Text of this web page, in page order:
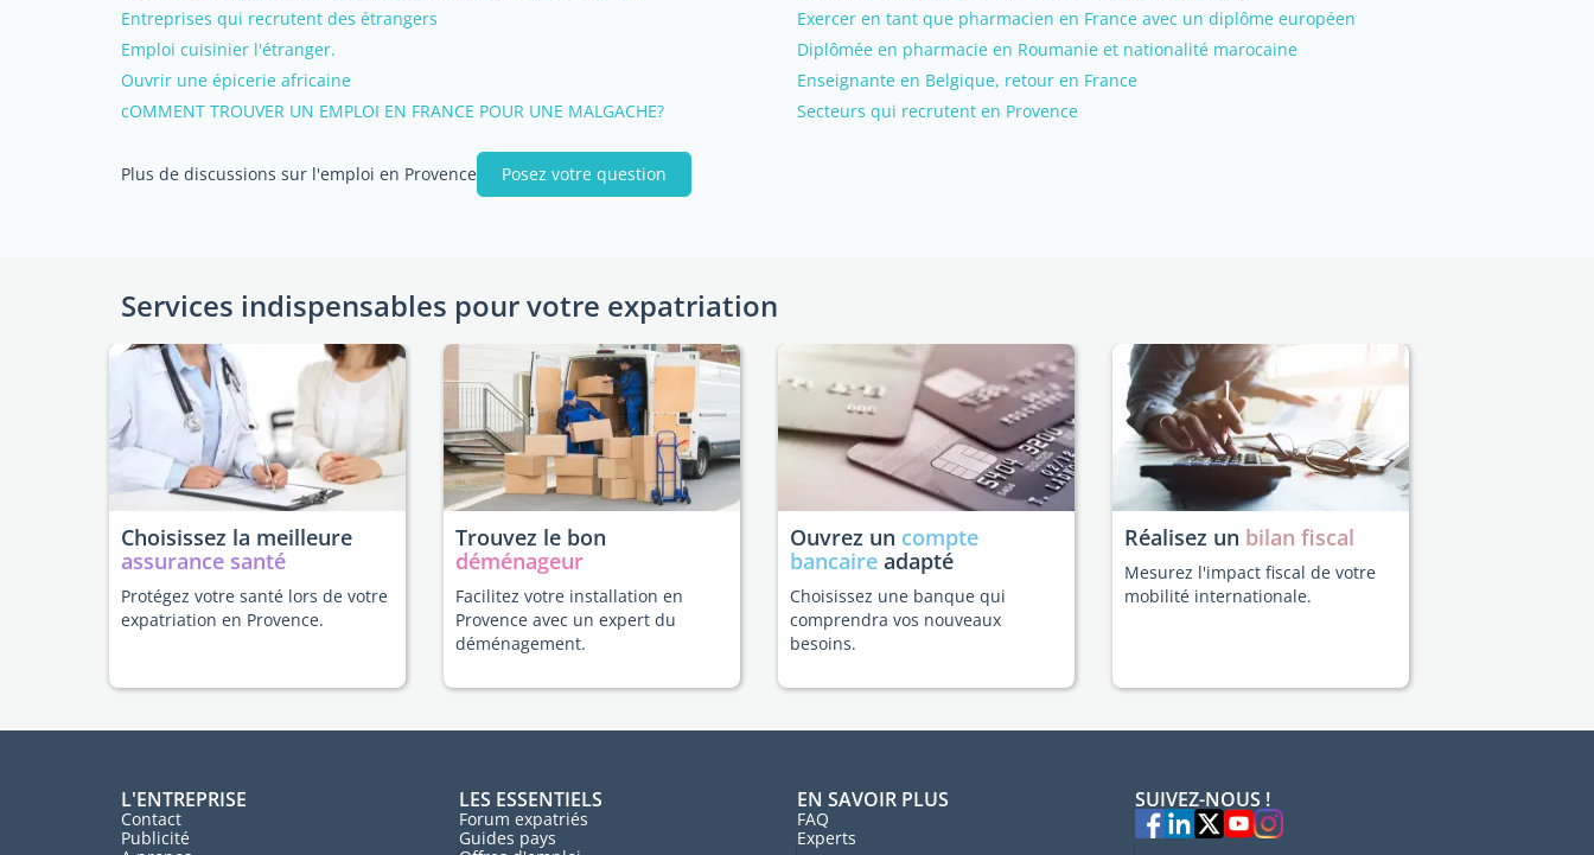
Entreprises qui recrutent des étrangers
Exercer en tant que pharmacien en France avec un diplôme européen
Emploi cuisinier l'étranger.
Diplômée en pharmacie en Roumanie et nationalité marocaine
Ouvrir une épicerie africaine
Enseignante en Belgique, retour en France
cOMMENT TROUVER UN EMPLOI EN FRANCE POUR UNE MALGACHE?
Secteurs qui recrutent en Provence
Plus de discussions sur l'emploi en Provence Posez votre question
Services indispensables pour votre expatriation
Choisissez la meilleure
assurance santé
Protégez votre santé lors de votre
expatriation en Provence.
Trouvez le bon
déménageur
Facilitez votre installation en
Provence avec un expert du
déménagement.
Ouvrez un compte
bancaire adapté
Choisissez une banque qui
comprendra vos nouveaux
besoins.
Réalisez un bilan fiscal
Mesurez l'impact fiscal de votre
mobilité internationale.
L'ENTREPRISE
Contact
Publicité
LES ESSENTIELS
Forum expatriés
Guides pays
EN SAVOIR PLUS
FAQ
Experts
SUIVEZ-NOUS !